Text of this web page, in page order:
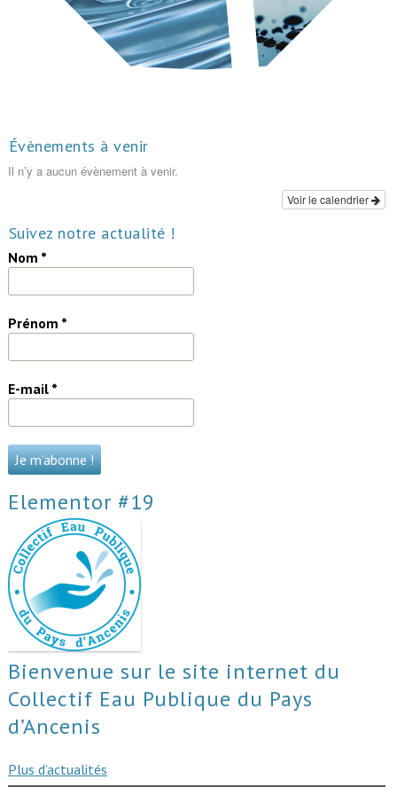
Évènements à venir
Il n’y a aucun évènement à venir.
Voir le calendrier
Suivez notre actualité !
Nom *
Prénom *
E-mail *
Elementor #19
Bienvenue sur le site internet du
Collectif Eau Publique du Pays
d’Ancenis
Plus d’actualités